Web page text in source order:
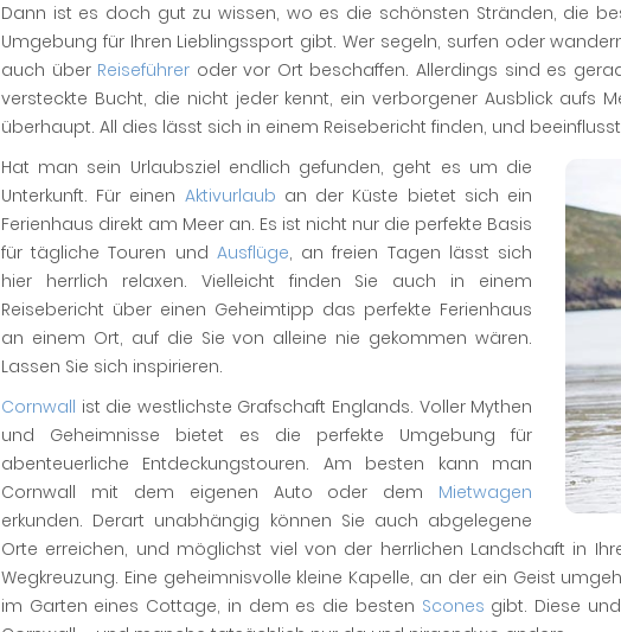
Dann ist es doch gut zu wissen, wo es die schönsten Stränden, die
Umgebung für Ihren Lieblingssport gibt. Wer segeln, surfen oder
auch über Reiseführer oder vor Ort beschaffen. Allerdings sind es
versteckte Bucht, die nicht jeder kennt, ein verborgener Ausblick aufs
überhaupt. All dies lässt sich in einem Reisebericht finden, und
Hat man sein Urlaubsziel endlich gefunden, geht es um die
Unterkunft. Für einen Aktivurlaub an der Küste bietet sich ein
Ferienhaus direkt am Meer an. Es ist nicht nur die perfekte Basis
für tägliche Touren und Ausflüge, an freien Tagen lässt sich
hier herrlich relaxen. Vielleicht finden Sie auch in einem
Reisebericht über einen Geheimtipp das perfekte Ferienhaus
an einem Ort, auf die Sie von alleine nie gekommen wären.
Lassen Sie sich inspirieren.
Cornwall ist die westlichste Grafschaft Englands. Voller Mythen
und Geheimnisse bietet es die perfekte Umgebung für
abenteuerliche Entdeckungstouren. Am besten kann man
Cornwall mit dem eigenen Auto oder dem Mietwagen
erkunden. Derart unabhängig können Sie auch abgelegene
Orte erreichen, und möglichst viel von der herrlichen Landschaft in
Wegkreuzung. Eine geheimnisvolle kleine Kapelle, an der ein Geist
im Garten eines Cottage, in dem es die besten Scones gibt. Diese